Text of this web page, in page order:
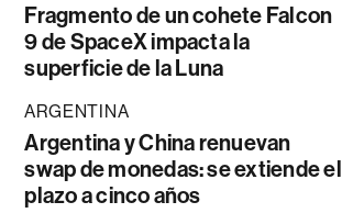
Fragmento de un cohete Falcon
9 de SpaceX impacta la
superficie de la Luna
ARGENTINA
Argentina y China renuevan
swap de monedas: se extiende el
plazo a cinco años